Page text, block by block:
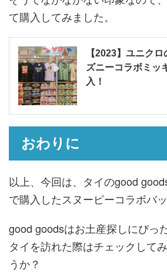
て購入してみました。
【2023】ユニク
ズニーコラボミッ
入！
おわりに
以上、今回は、タイのgood
で購入したスヌーピーコラボバ
good goodsはお土産探しにぴっ
タイを訪れた際はチェックして
うか？